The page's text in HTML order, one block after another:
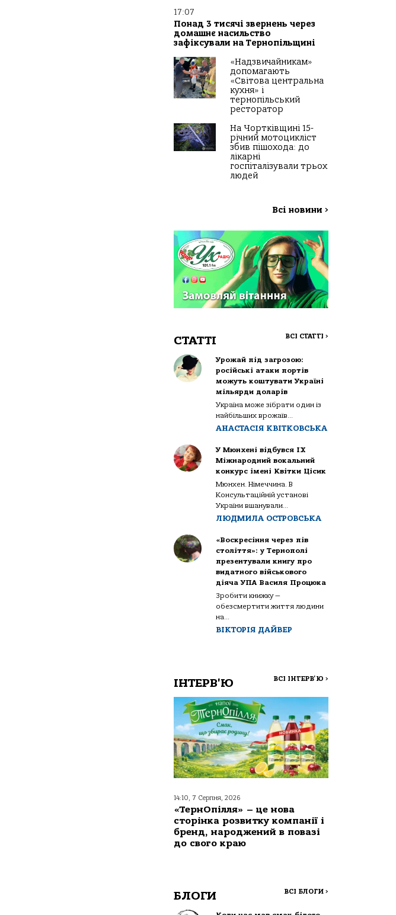
17:07
Понад 3 тисячі звернень через
домашнє насильство
зафіксували на Тернопільщині
«Надзвичайникам»
допомагають
«Світова центральна
кухня» і
тернопільський
ресторатор
На Чортківщині 15-
річний мотоцикліст
збив пішохода: до
лікарні
госпіталізували трьох
людей
Всі новини >
СТАТТІ ВСІ СТАТТІ >
Урожай під загрозою:
російські атаки портів
можуть коштувати Україні
мільярди доларів
Україна може зібрати один із
найбільших врожаїв...
АНАСТАСІЯ КВІТКОВСЬКА
У Мюнхені відбувся IX
Міжнародний вокальний
конкурс імені Квітки Цісик
Мюнхен. Німеччина. В
Консультаційній установі
України вшанували...
ЛЮДМИЛА ОСТРОВСЬКА
«Воскресіння через пів
століття»: у Тернополі
презентували книгу про
видатного військового
діяча УПА Василя Процюка
Зробити книжку —
обезсмертити життя людини
на...
ВІКТОРІЯ ДАЙВЕР
ІНТЕРВ'Ю ВСІ ІНТЕРВ'Ю >
14:10, 7 Серпня, 2026
«ТернОпілля» – це нова
сторінка розвитку компанії і
бренд, народжений в повазі
до свого краю
БЛОГИ ВСІ БЛОГИ >